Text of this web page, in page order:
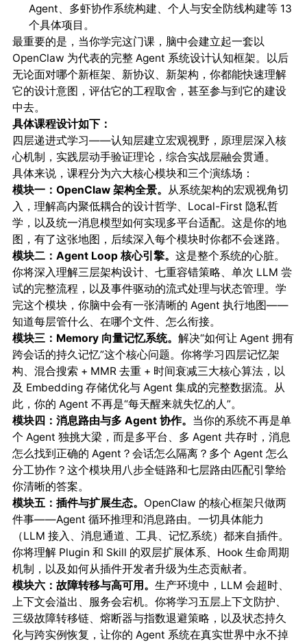
Agent、多虾协作系统构建、个人与安全防线构建等 13
个具体项目。
最重要的是，当你学完这门课，脑中会建立起一套以
OpenClaw 为代表的完整 Agent 系统设计认知框架。以后
无论面对哪个新框架、新协议、新架构，你都能快速理解
它的设计意图，评估它的工程取舍，甚至参与到它的建设
中去。
具体课程设计如下：
四层递进式学习——认知层建立宏观视野，原理层深入核
心机制，实践层动手验证理论，综合实战层融会贯通。
具体来说，课程分为六大核心模块和三个演练场：
模块一：OpenClaw 架构全景。 从系统架构的宏观视角切
入，理解高内聚低耦合的设计哲学、Local-First 隐私哲
学，以及统一消息模型如何实现多平台适配。这是你的地
图，有了这张地图，后续深入每个模块时你都不会迷路。
模块二：Agent Loop 核心引擎。 这是整个系统的心脏。
你将深入理解三层架构设计、七重容错策略、单次 LLM 尝
试的完整流程，以及事件驱动的流式处理与状态管理。学
完这个模块，你脑中会有一张清晰的 Agent 执行地图——
知道每层管什么、在哪个文件、怎么衔接。
模块三：Memory 向量记忆系统。 解决“如何让 Agent 拥有
跨会话的持久记忆”这个核心问题。你将学习四层记忆架
构、混合搜索 + MMR 去重 + 时间衰减三大核心算法，以
及 Embedding 存储优化与 Agent 集成的完整数据流。从
此，你的 Agent 不再是“每天醒来就失忆的人”。
模块四：消息路由与多 Agent 协作。 当你的系统不再是单
个 Agent 独挑大梁，而是多平台、多 Agent 共存时，消息
怎么找到正确的 Agent？会话怎么隔离？多个 Agent 怎么
分工协作？这个模块用八步全链路和七层路由匹配引擎给
你清晰的答案。
模块五：插件与扩展生态。 OpenClaw 的核心框架只做两
件事——Agent 循环推理和消息路由。一切具体能力
（LLM 接入、消息通道、工具、记忆系统）都来自插件。
你将理解 Plugin 和 Skill 的双层扩展体系、Hook 生命周期
机制，以及如何从插件开发者升级为生态贡献者。
模块六：故障转移与高可用。 生产环境中，LLM 会超时、
上下文会溢出、服务会宕机。你将学习五层上下文防护、
三级故障转移链、熔断器与指数退避策略，以及状态持久
化与跨实例恢复，让你的 Agent 系统在真实世界中永不掉